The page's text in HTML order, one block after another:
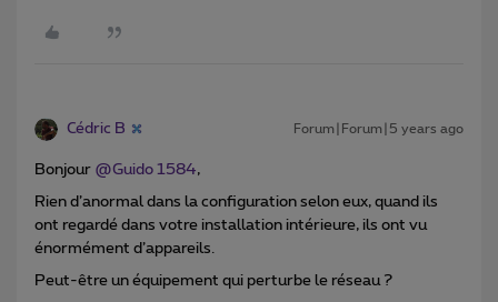
Cédric B Forum|Forum|5 years ago
Bonjour @Guido 1584,
Rien d’anormal dans la configuration selon eux, quand ils
ont regardé dans votre installation intérieure, ils ont vu
énormément d’appareils.
Peut-être un équipement qui perturbe le réseau ?